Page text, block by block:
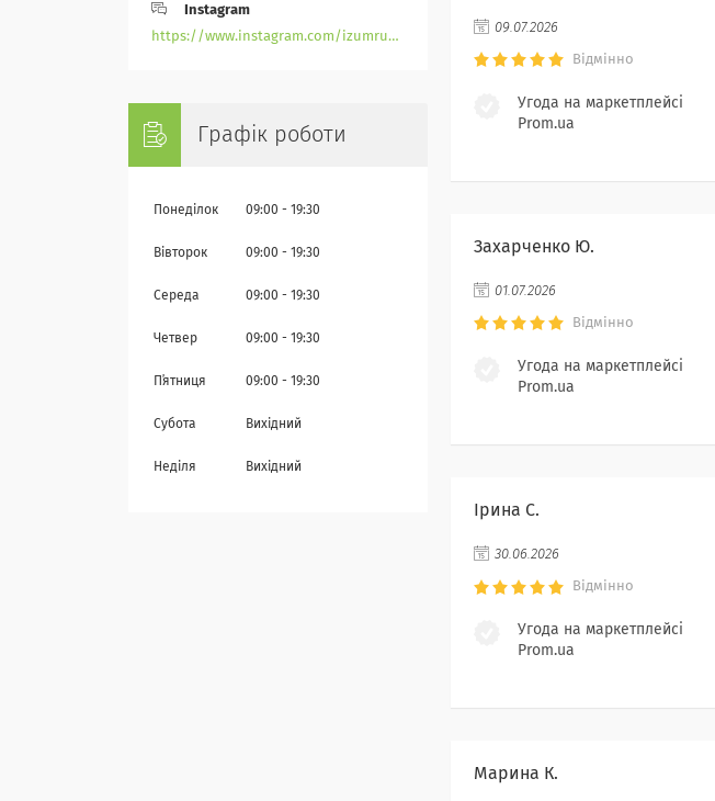
09.07.2026
Відмінно
Угода на маркетплейсі
Prom.ua
Захарченко Ю.
01.07.2026
Відмінно
Угода на маркетплейсі
Prom.ua
Ірина С.
30.06.2026
Відмінно
Угода на маркетплейсі
Prom.ua
Марина К.
Instagram
https://www.instagram.com/izumrudik_toho_store/
Графік роботи
Понеділок 09:00 19:30
Вівторок 09:00 19:30
Середа 09:00 19:30
Четвер 09:00 19:30
Пʼятниця 09:00 19:30
Субота Вихідний
Неділя Вихідний